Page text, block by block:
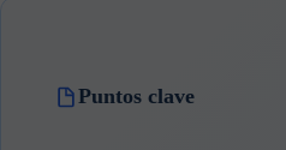
Puntos clave